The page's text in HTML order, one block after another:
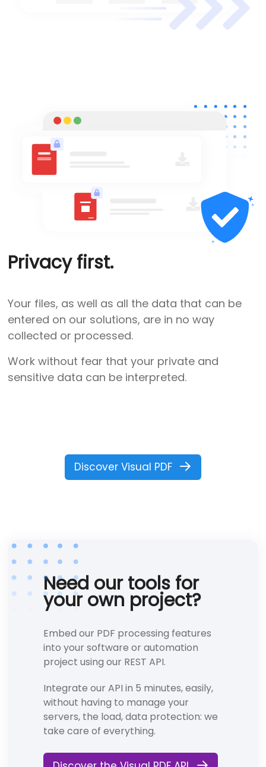
Privacy first.
Your files, as well as all the data that can be
entered on our solutions, are in no way
collected or processed.
Work without fear that your private and
sensitive data can be interpreted.
Discover Visual PDF
Need our tools for
your own project?
Embed our PDF processing features
into your software or automation
project using our REST API.
Integrate our API in 5 minutes, easily,
without having to manage your
servers, the load, data protection: we
take care of everything.